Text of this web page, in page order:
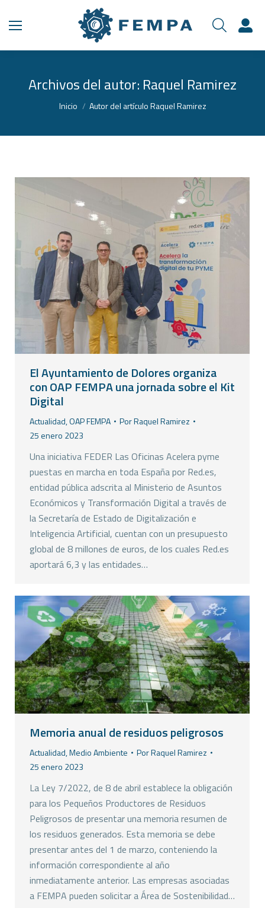
Archivos del autor: Raquel Ramirez
Estás aquí:
Inicio Autor del artículo Raquel Ramirez
El Ayuntamiento de Dolores organiza
con OAP FEMPA una jornada sobre el Kit
Digital
Actualidad,OAP FEMPA PorRaquel Ramirez
25 enero 2023
Una iniciativa FEDER Las Oficinas Acelera pyme
puestas en marcha en toda España por Red.es,
entidad pública adscrita al Ministerio de Asuntos
Económicos y Transformación Digital a través de
la Secretaría de Estado de Digitalización e
Inteligencia Artificial, cuentan con un presupuesto
global de 8 millones de euros, de los cuales Red.es
aportará 6,3 y las entidades…
Memoria anual de residuos peligrosos
Actualidad,Medio Ambiente PorRaquel Ramirez
25 enero 2023
La Ley 7/2022, de 8 de abril establece la obligación
para los Pequeños Productores de Residuos
Peligrosos de presentar una memoria resumen de
los residuos generados. Esta memoria se debe
presentar antes del 1 de marzo, conteniendo la
información correspondiente al año
inmediatamente anterior. Las empresas asociadas
a FEMPA pueden solicitar a Área de Sostenibilidad…